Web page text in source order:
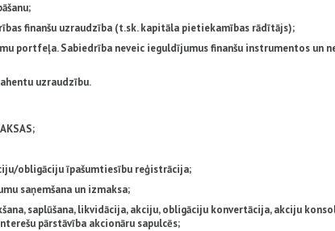
finanšu uzraudzība (t.sk. kapitāla pietiekamības rādītājs);
portfeļa. Sabiedrība neveic ieguldījumus finanšu instrumentos un
uzraudzību.
obligāciju īpašumtiesību reģistrācija;
saņemšana un izmaksa;
saplūšana, likvidācija, akciju, obligāciju konvertācija, akciju
pārstāvība akcionāru sapulcēs;